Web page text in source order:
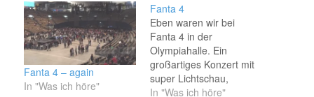
Fanta 4 – again
In "Was ich höre"
Fanta 4
Eben waren wir bei
Fanta 4 in der
Olympiahalle. Ein
großartiges Konzert mit
super Lichtschau,
riesiger Stimmung und
In "Was ich höre"